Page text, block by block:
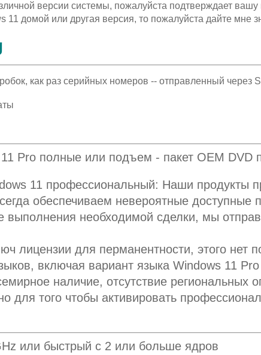
версии системы, пожалуйста подтверждает
домой или другая версия, то пожалуйста дайте мне
как раз серийных номеров -- отправленный через
Pro полные или подъем - пакет OEM DVD
11 профессиональный: Наши продукты
обеспечиваем невероятные доступные
выполнения необходимой сделки, мы
лицензии для перманентности, этого нет
включая вариант языка Windows 11
наличие, отсутствие региональных
для того чтобы активировать
или быстрый с 2 или больше ядров